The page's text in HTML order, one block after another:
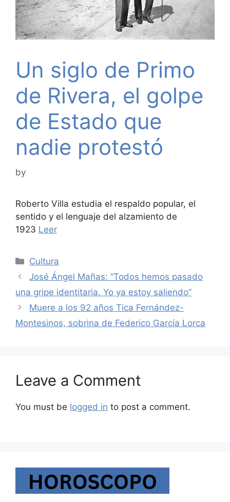
Un siglo de Primo
de Rivera, el golpe
de Estado que
nadie protestó
by
Roberto Villa estudia el respaldo popular, el
sentido y el lenguaje del alzamiento de
1923 Leer
Categories
Cultura
José Ángel Mañas: “Todos hemos pasado
una gripe identitaria. Yo ya estoy saliendo”
Muere a los 92 años Tica Fernández-
Montesinos, sobrina de Federico García Lorca
Leave a Comment
You must be logged in to post a comment.